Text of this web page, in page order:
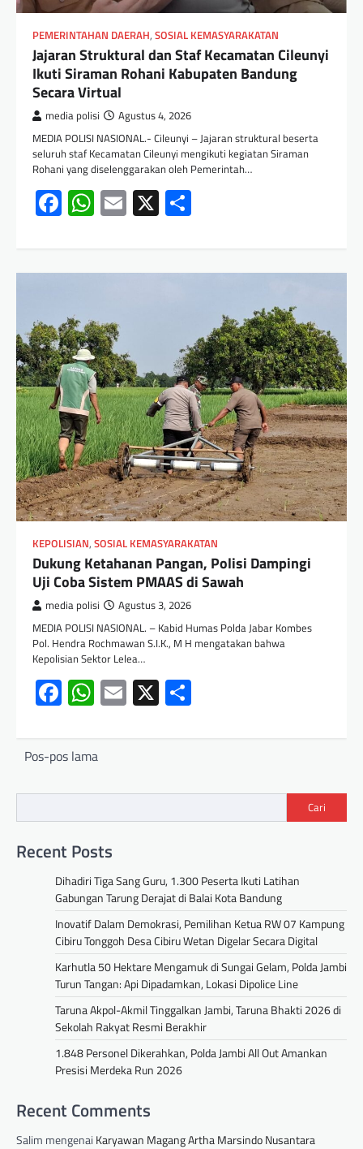
PEMERINTAHAN DAERAH, SOSIAL KEMASYARAKATAN
Jajaran Struktural dan Staf Kecamatan Cileunyi
Ikuti Siraman Rohani Kabupaten Bandung
Secara Virtual
media polisi Agustus 4, 2026
MEDIA POLISI NASIONAL.- Cileunyi – Jajaran struktural beserta
seluruh staf Kecamatan Cileunyi mengikuti kegiatan Siraman
Rohani yang diselenggarakan oleh Pemerintah…
Facebook
WhatsApp
Email
X
KEPOLISIAN, SOSIAL KEMASYARAKATAN
Dukung Ketahanan Pangan, Polisi Dampingi
Uji Coba Sistem PMAAS di Sawah
media polisi Agustus 3, 2026
MEDIA POLISI NASIONAL. – Kabid Humas Polda Jabar Kombes
Pol. Hendra Rochmawan S.I.K., M H mengatakan bahwa
Kepolisian Sektor Lelea…
Facebook
WhatsApp
Email
X
Pos-pos lama
Cari
Recent Posts
Dihadiri Tiga Sang Guru, 1.300 Peserta Ikuti Latihan
Gabungan Tarung Derajat di Balai Kota Bandung
Inovatif Dalam Demokrasi, Pemilihan Ketua RW 07 Kampung
Cibiru Tonggoh Desa Cibiru Wetan Digelar Secara Digital
Karhutla 50 Hektare Mengamuk di Sungai Gelam, Polda Jambi
Turun Tangan: Api Dipadamkan, Lokasi Dipolice Line
Taruna Akpol-Akmil Tinggalkan Jambi, Taruna Bhakti 2026 di
Sekolah Rakyat Resmi Berakhir
1.848 Personel Dikerahkan, Polda Jambi All Out Amankan
Presisi Merdeka Run 2026
Recent Comments
Salim mengenai Karyawan Magang Artha Marsindo Nusantara